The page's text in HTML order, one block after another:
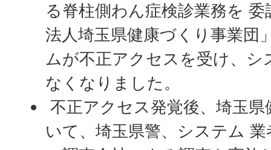
る脊柱側わん症検診業務を
法人埼玉県健康づくり事業団
ムが不正アクセスを受け、
なくなりました。
不正アクセス発覚後、埼玉
いて、埼玉県警、システム